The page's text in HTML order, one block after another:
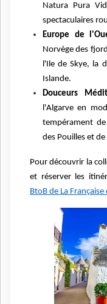
Natura Pura
spectaculaires
Europe de
Norvège des
l'Ile de Skye, la
Islande.
Douceurs
l'Algarve en
tempérament
des Pouilles et de
Pour découvrir la
et réserver les
BtoB de La Française